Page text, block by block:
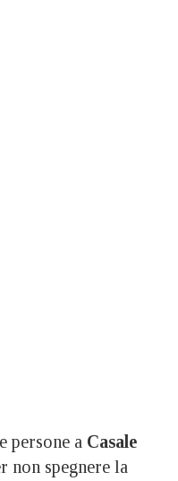
persone a Casale
non spegnere la